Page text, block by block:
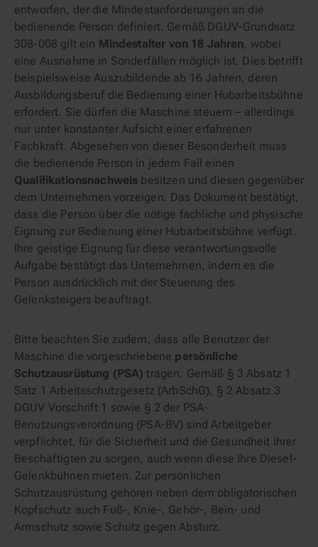
entworfen, der die Mindestanforderungen an die
bedienende Person definiert. Gemäß DGUV-Grundsatz
308-008 gilt ein Mindestalter von 18 Jahren, wobei
eine Ausnahme in Sonderfällen möglich ist. Dies betrifft
beispielsweise Auszubildende ab 16 Jahren, deren
Ausbildungsberuf die Bedienung einer Hubarbeitsbühne
erfordert. Sie dürfen die Maschine steuern – allerdings
nur unter konstanter Aufsicht einer erfahrenen
Fachkraft. Abgesehen von dieser Besonderheit muss
die bedienende Person in jedem Fall einen
Qualifikationsnachweis besitzen und diesen gegenüber
dem Unternehmen vorzeigen. Das Dokument bestätigt,
dass die Person über die nötige fachliche und physische
Eignung zur Bedienung einer Hubarbeitsbühne verfügt.
Ihre geistige Eignung für diese verantwortungsvolle
Aufgabe bestätigt das Unternehmen, indem es die
Person ausdrücklich mit der Steuerung des
Gelenksteigers beauftragt.
Bitte beachten Sie zudem, dass alle Benutzer der
Maschine die vorgeschriebene persönliche
Schutzausrüstung (PSA) tragen. Gemäß § 3 Absatz 1
Satz 1 Arbeitsschutzgesetz (ArbSchG), § 2 Absatz 3
DGUV Vorschrift 1 sowie § 2 der PSA-
Benutzungsverordnung (PSA-BV) sind Arbeitgeber
verpflichtet, für die Sicherheit und die Gesundheit ihrer
Beschäftigten zu sorgen, auch wenn diese Ihre Diesel-
Gelenkbühnen mieten. Zur persönlichen
Schutzausrüstung gehören neben dem obligatorischen
Kopfschutz auch Fuß-, Knie-, Gehör-, Bein- und
Armschutz sowie Schutz gegen Absturz.